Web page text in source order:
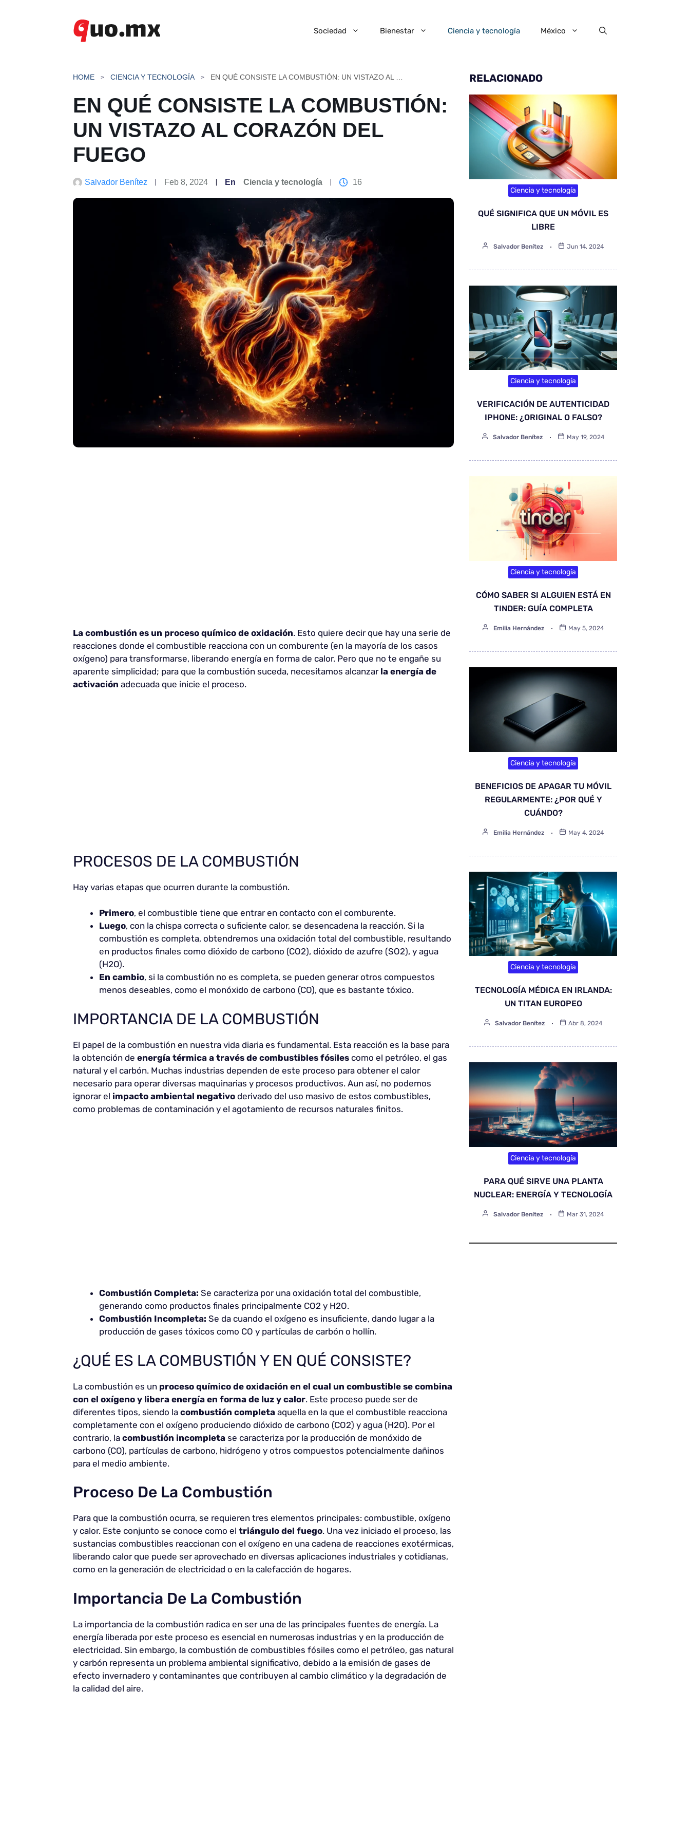
Sociedad Bienestar Ciencia y tecnología México
HOME CIENCIA Y TECNOLOGÍA
EN QUÉ CONSISTE LA COMBUSTIÓN:
UN VISTAZO AL CORAZÓN DEL
FUEGO
Salvador Benítez Feb 8, 2024 En Ciencia y tecnología 16
La combustión es un proceso químico de oxidación. Esto quiere decir que hay una serie de
reacciones donde el combustible reacciona con un comburente (en la mayoría de los casos
oxígeno) para transformarse, liberando energía en forma de calor. Pero que no te engañe su
aparente simplicidad; para que la combustión suceda, necesitamos alcanzar la energía de
activación adecuada que inicie el proceso.
PROCESOS DE LA COMBUSTIÓN
Hay varias etapas que ocurren durante la combustión.
Primero, el combustible tiene que entrar en contacto con el comburente.
Luego, con la chispa correcta o suficiente calor, se desencadena la reacción. Si la
combustión es completa, obtendremos una oxidación total del combustible, resultando
en productos finales como dióxido de carbono (CO2), dióxido de azufre (SO2), y agua
(H2O).
En cambio, si la combustión no es completa, se pueden generar otros compuestos
menos deseables, como el monóxido de carbono (CO), que es bastante tóxico.
IMPORTANCIA DE LA COMBUSTIÓN
El papel de la combustión en nuestra vida diaria es fundamental. Esta reacción es la base para
la obtención de energía térmica a través de combustibles fósiles como el petróleo, el gas
natural y el carbón. Muchas industrias dependen de este proceso para obtener el calor
necesario para operar diversas maquinarias y procesos productivos. Aun así, no podemos
ignorar el impacto ambiental negativo derivado del uso masivo de estos combustibles,
como problemas de contaminación y el agotamiento de recursos naturales finitos.
Combustión Completa: Se caracteriza por una oxidación total del combustible,
generando como productos finales principalmente CO2 y H2O.
Combustión Incompleta: Se da cuando el oxígeno es insuficiente, dando lugar a la
producción de gases tóxicos como CO y partículas de carbón o hollín.
¿QUÉ ES LA COMBUSTIÓN Y EN QUÉ CONSISTE?
La combustión es un proceso químico de oxidación en el cual un combustible se combina
con el oxígeno y libera energía en forma de luz y calor. Este proceso puede ser de
diferentes tipos, siendo la combustión completa aquella en la que el combustible reacciona
completamente con el oxígeno produciendo dióxido de carbono (CO2) y agua (H2O). Por el
contrario, la combustión incompleta se caracteriza por la producción de monóxido de
carbono (CO), partículas de carbono, hidrógeno y otros compuestos potencialmente dañinos
para el medio ambiente.
Proceso De La Combustión
Para que la combustión ocurra, se requieren tres elementos principales: combustible, oxígeno
y calor. Este conjunto se conoce como el triángulo del fuego. Una vez iniciado el proceso, las
sustancias combustibles reaccionan con el oxígeno en una cadena de reacciones exotérmicas,
liberando calor que puede ser aprovechado en diversas aplicaciones industriales y cotidianas,
como en la generación de electricidad o en la calefacción de hogares.
Importancia De La Combustión
La importancia de la combustión radica en ser una de las principales fuentes de energía. La
energía liberada por este proceso es esencial en numerosas industrias y en la producción de
electricidad. Sin embargo, la combustión de combustibles fósiles como el petróleo, gas natural
y carbón representa un problema ambiental significativo, debido a la emisión de gases de
efecto invernadero y contaminantes que contribuyen al cambio climático y la degradación de
la calidad del aire.
RELACIONADO
Ciencia y tecnología
QUÉ SIGNIFICA QUE UN MÓVIL ES
LIBRE
Salvador Benítez Jun 14, 2024
Ciencia y tecnología
VERIFICACIÓN DE AUTENTICIDAD
IPHONE: ¿ORIGINAL O FALSO?
Salvador Benítez May 19, 2024
Ciencia y tecnología
CÓMO SABER SI ALGUIEN ESTÁ EN
TINDER: GUÍA COMPLETA
Emilia Hernández May 5, 2024
Ciencia y tecnología
BENEFICIOS DE APAGAR TU MÓVIL
REGULARMENTE: ¿POR QUÉ Y
CUÁNDO?
Emilia Hernández May 4, 2024
Ciencia y tecnología
TECNOLOGÍA MÉDICA EN IRLANDA:
UN TITAN EUROPEO
Salvador Benítez Abr 8, 2024
Ciencia y tecnología
PARA QUÉ SIRVE UNA PLANTA
NUCLEAR: ENERGÍA Y TECNOLOGÍA
Salvador Benítez Mar 31, 2024